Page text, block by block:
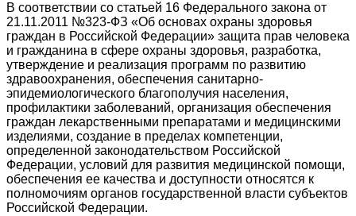
В соответствии со статьей 16 Федерального закона от
21.11.2011 №323-ФЗ «Об основах охраны здоровья
граждан в Российской Федерации» защита прав человека
и гражданина в сфере охраны здоровья, разработка,
утверждение и реализация программ по развитию
здравоохранения, обеспечения санитарно-
эпидемиологического благополучия населения,
профилактики заболеваний, организация обеспечения
граждан лекарственными препаратами и медицинскими
изделиями, создание в пределах компетенции,
определенной законодательством Российской
Федерации, условий для развития медицинской помощи,
обеспечения ее качества и доступности относятся к
полномочиям органов государственной власти субъектов
Российской Федерации.